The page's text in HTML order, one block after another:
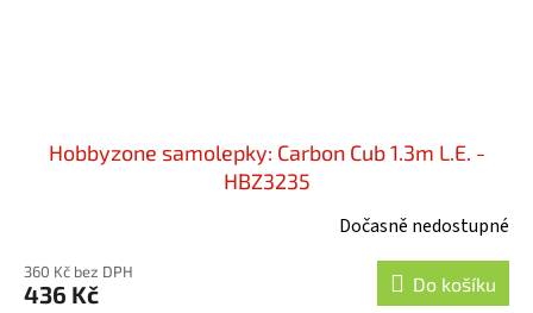
Hobbyzone samolepky: Carbon Cub 1.3m L.E. -
HBZ3235
Dočasně nedostupné
360 Kč bez DPH
436 Kč Do košíku